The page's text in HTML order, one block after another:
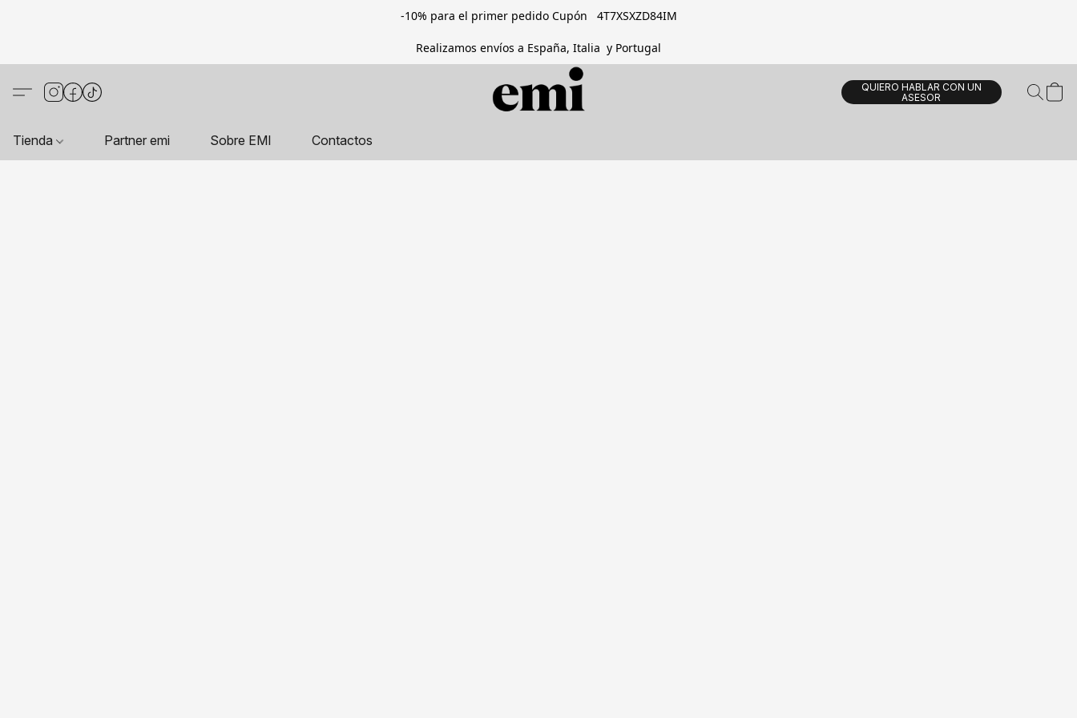
-10% para el primer pedido Cupón 4T7XSXZD84IM
Realizamos envíos a España, Italia y Portugal
QUIERO HABLAR CON UN
ASESOR
Tienda Partner emi Sobre EMI Contactos